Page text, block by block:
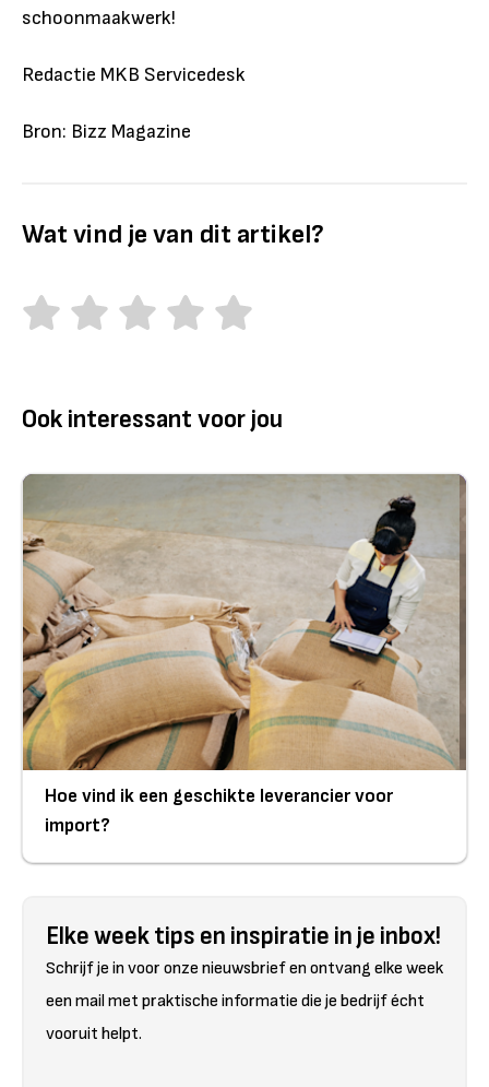
schoonmaakwerk!
Redactie MKB Servicedesk
Bron: Bizz Magazine
Wat vind je van dit artikel?
Ook interessant voor jou
Hoe vind ik een geschikte leverancier voor
import?
Elke week tips en inspiratie in je inbox!
Schrijf je in voor onze nieuwsbrief en ontvang elke week
een mail met praktische informatie die je bedrijf écht
vooruit helpt.